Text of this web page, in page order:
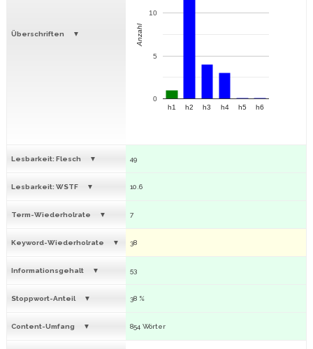
Überschriften
h1 h2 h3 h4 h5 h6
0
5
10
Anzahl
Lesbarkeit: Flesch 49
Lesbarkeit: WSTF 10.6
Term-Wiederholrate 7
Keyword-Wiederholrate 38
Informationsgehalt 53
Stoppwort-Anteil 38 %
Content-Umfang 854 Wörter